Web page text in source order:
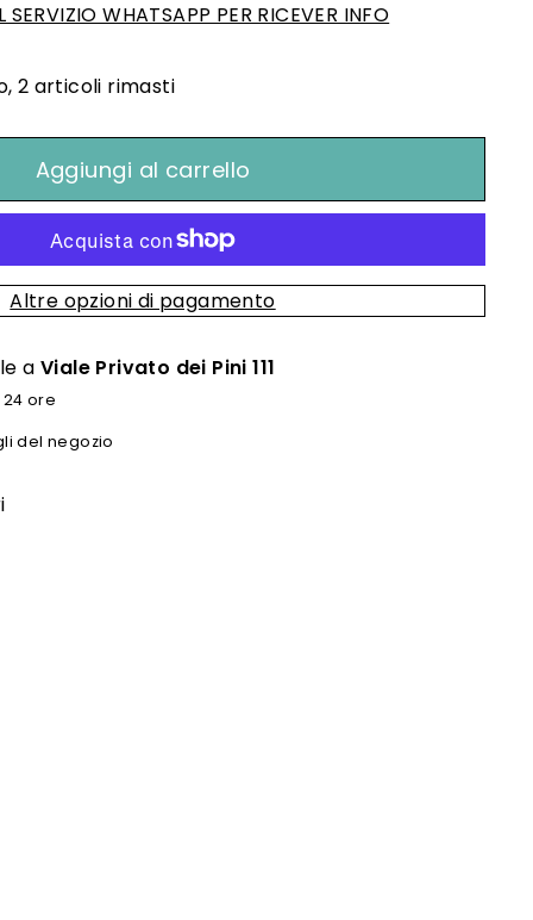
WHATSAPP PER RICEVER INFO
2 articoli rimasti
Aggiungi al carrello
Altre opzioni di pagamento
aViale Privato dei Pini 111
ore
del negozio